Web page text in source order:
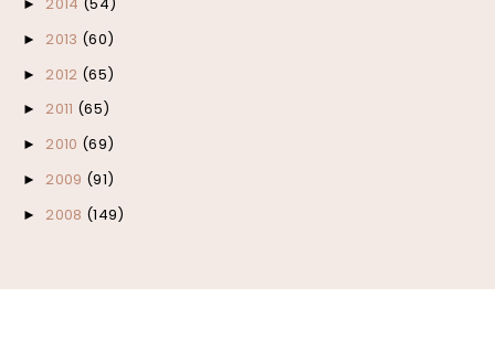
►
► 2013 (60)
► 2012 (65)
► 2011 (65)
► 2010 (69)
► 2009 (91)
► 2008 (149)